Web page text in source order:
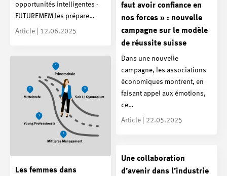
opportunités intelligentes -
FUTUREMEM les prépare…
Article | 12.06.2025
faut avoir confiance en
nos forces » : nouvelle
campagne sur le modèle
de réussite suisse
Dans une nouvelle
campagne, les associations
économiques montrent, en
faisant appel aux émotions,
ce…
Article | 22.05.2025
Les femmes dans
Une collaboration
d’avenir dans l’industrie